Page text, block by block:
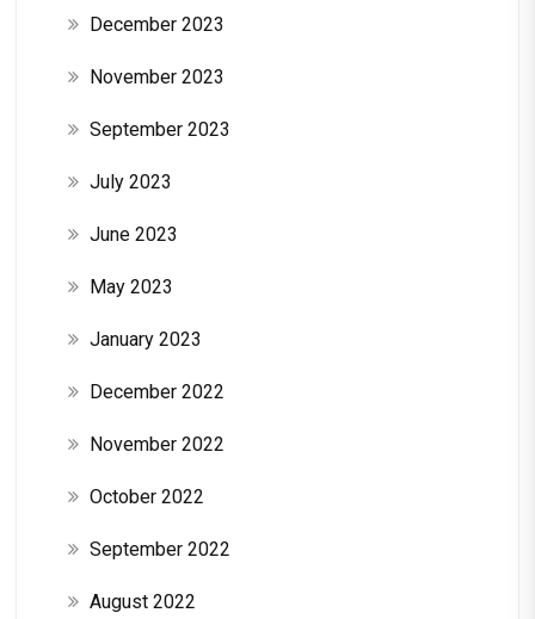
December 2023
November 2023
September 2023
July 2023
June 2023
May 2023
January 2023
December 2022
November 2022
October 2022
September 2022
August 2022